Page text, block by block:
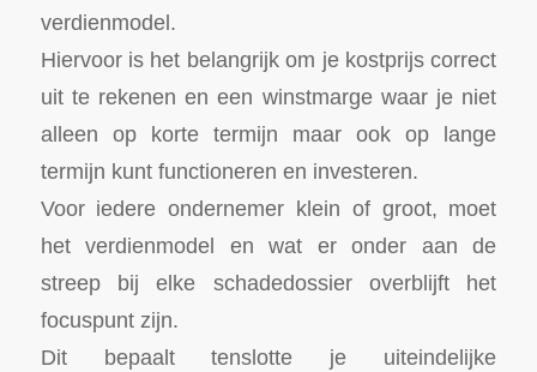
verdienmodel.
Hiervoor is het belangrijk om je kostprijs correct
uit te rekenen en een winstmarge waar je niet
alleen op korte termijn maar ook op lange
termijn kunt functioneren en investeren.
Voor iedere ondernemer klein of groot, moet
het verdienmodel en wat er onder aan de
streep bij elke schadedossier overblijft het
focuspunt zijn.
Dit bepaalt tenslotte je uiteindelijke